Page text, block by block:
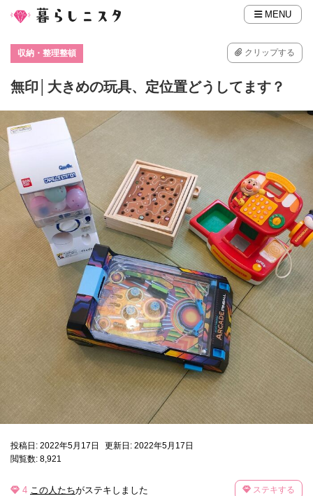
MENU
収納・整理整頓 クリップする
無印│大きめの玩具、定位置どうしてます？
投稿日: 2022年5月17日
更新日: 2022年5月17日
閲覧数: 8,921
4 この人たちがステキしました ステキする